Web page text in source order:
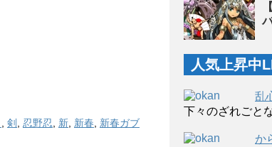
剣 忍野忍 新 新春
新春ガブ
人気上昇中
乱
下々のざれごと
か